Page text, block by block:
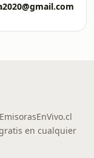
en cualquier